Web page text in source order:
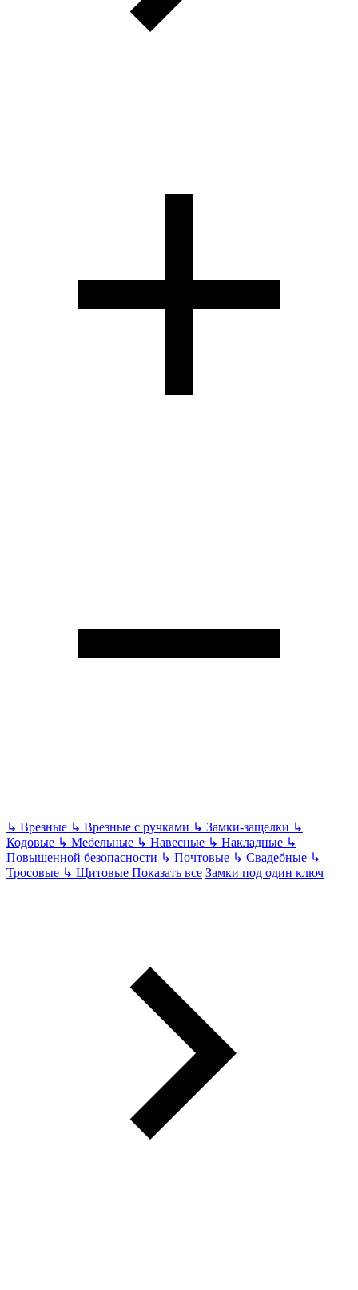
↳ Врезные ↳ Врезные с ручками ↳ Замки-защелки ↳
Кодовые ↳ Мебельные ↳ Навесные ↳ Накладные ↳
Повышенной безопасности ↳ Почтовые ↳ Свадебные ↳
Тросовые ↳ Щитовые Показать все Замки под один ключ